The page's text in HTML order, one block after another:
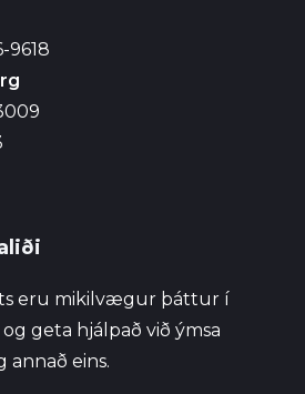
9618
eru mikilvægur þáttur í
geta hjálpað við ýmsa
annað eins.